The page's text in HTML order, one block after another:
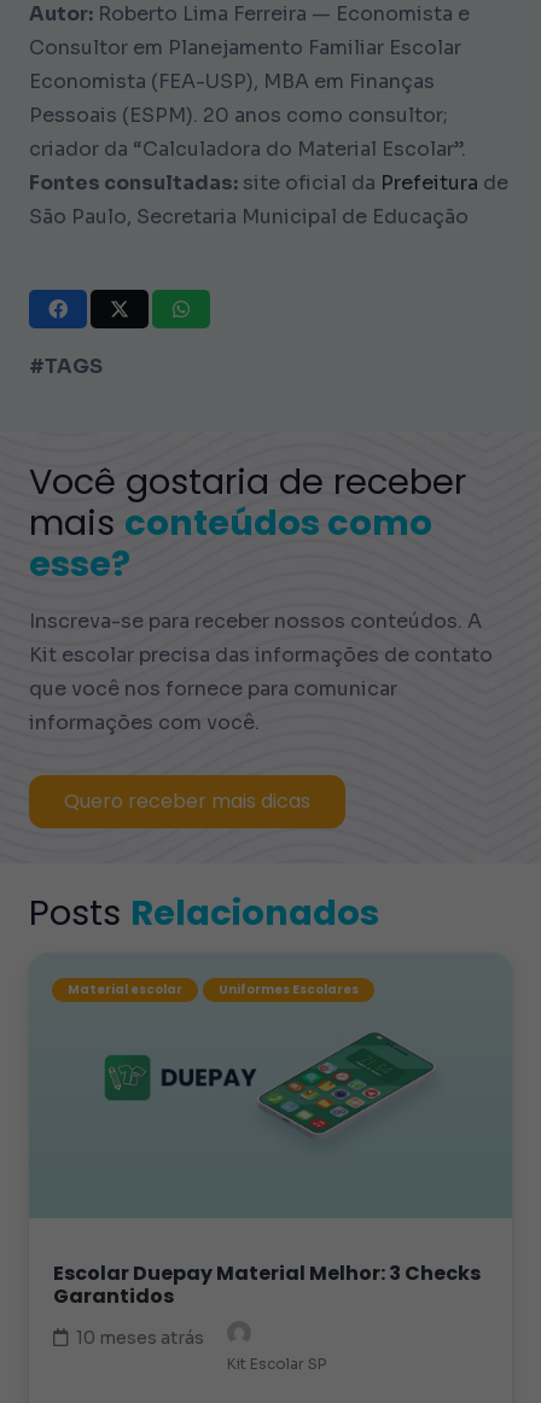
Autor: Roberto Lima Ferreira — Economista e
Consultor em Planejamento Familiar Escolar
Economista (FEA-USP), MBA em Finanças
Pessoais (ESPM). 20 anos como consultor;
criador da “Calculadora do Material Escolar”.
Fontes consultadas: site oficial da Prefeitura de
São Paulo, Secretaria Municipal de Educação
#TAGS
Você gostaria de receber
mais conteúdos como
esse?
Inscreva-se para receber nossos conteúdos. A
Kit escolar precisa das informações de contato
que você nos fornece para comunicar
informações com você.
Quero receber mais dicas
Posts Relacionados
Material escolar Uniformes Escolares
Escolar Duepay Material Melhor: 3 Checks
Garantidos
10 meses atrás
Kit Escolar SP